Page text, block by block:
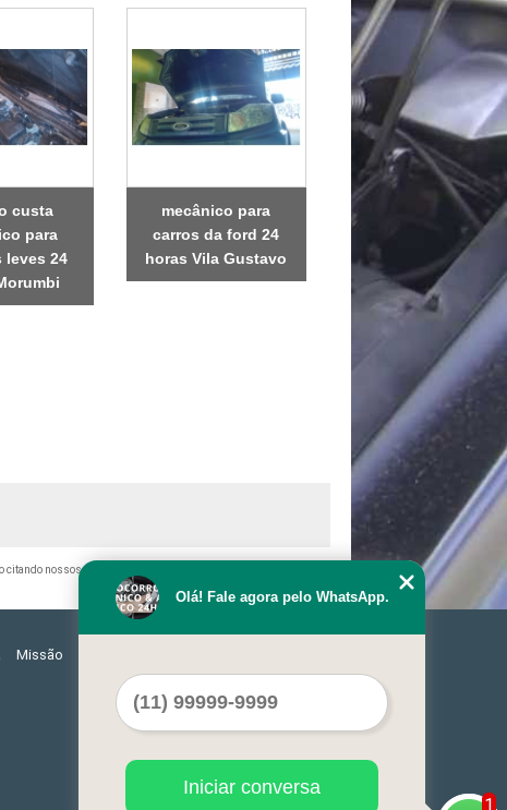
custa
para
leves 24
mecânico para
carros da ford 24
horas Vila Gustavo
nossos links, é proibida sem a autorização do autor. Crime
Missão
1
Olá! Fale agora pelo WhatsApp.
Iniciar conversa